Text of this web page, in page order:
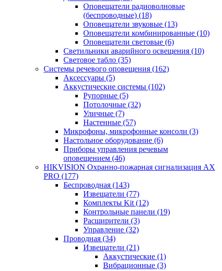
Оповещатели радиоволновые
(беспроводные) (18)
Оповещатели звуковые (13)
Оповещатели комбинированные (10)
Оповещатели световые (6)
Светильники аварийного освещения (10)
Световое табло (35)
Системы речевого оповещения (162)
Аксессуары (5)
Аккустические системы (102)
Рупорные (5)
Потолочные (32)
Уличные (7)
Настенные (57)
Микрофоны, микрофонные консоли (3)
Настольное оборудование (6)
Приборы управления речевым
оповещением (46)
HIKVISION Охранно-пожарная сигнализация AX
PRO (177)
Беспроводная (143)
Извещатели (77)
Комплекты Kit (12)
Контрольные панели (19)
Расширители (3)
Управление (32)
Проводная (34)
Извещатели (21)
Аккустические (1)
Вибрационные (3)